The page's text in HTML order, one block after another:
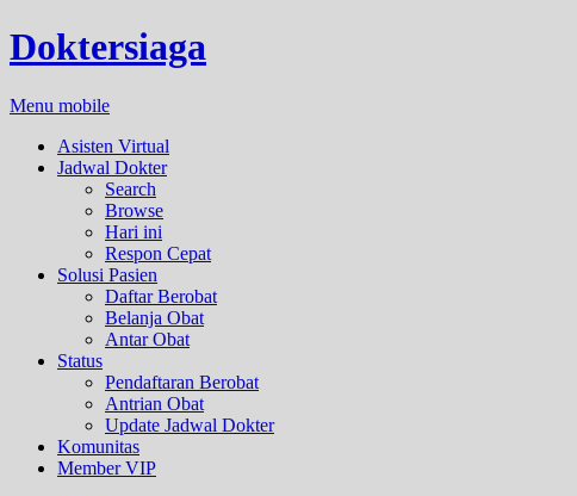
Doktersiaga
Menu mobile
Asisten Virtual
Jadwal Dokter
Search
Browse
Hari ini
Respon Cepat
Solusi Pasien
Daftar Berobat
Belanja Obat
Antar Obat
Status
Pendaftaran Berobat
Antrian Obat
Update Jadwal Dokter
Komunitas
Member VIP